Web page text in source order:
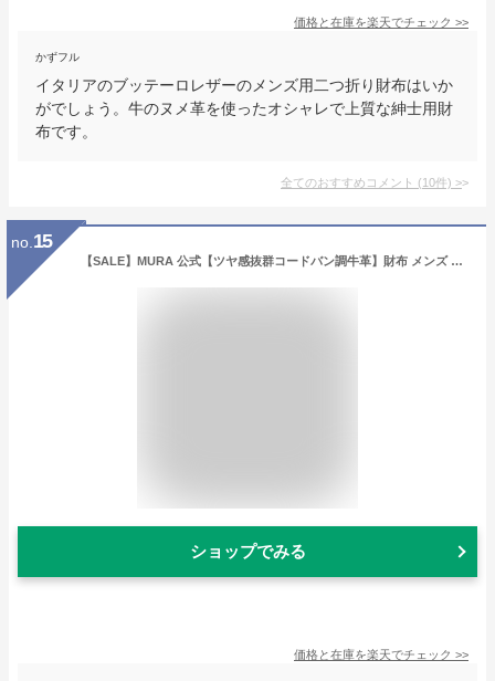
価格と在庫を楽天でチェック >>
かずフル
イタリアのブッテーロレザーのメンズ用二つ折り財布はいか
がでしょう。牛のヌメ革を使ったオシャレで上質な紳士用財
布です。
全てのおすすめコメント (10件) >
no. 15
【SALE】MURA 公式【ツヤ感抜群コードバン調牛革】財布 メンズ 二つ折り 本革 薄型 大容量 ポケット レザー カーボンレザー レディース 革 牛革 コンパクト 二つ折り財布 折りたたみ カード 黒 軽量 コードバン 送料無料 大容量 2つ折り box型小銭入れ 薄い 牛革 ブランド
ショップでみる
価格と在庫を楽天でチェック >>